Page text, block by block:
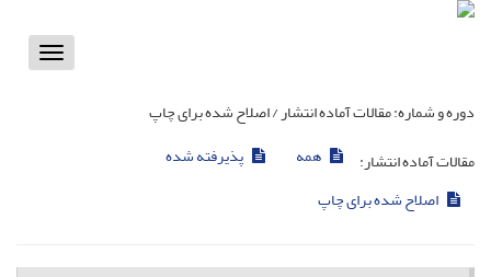
Toggle
دوره و شماره:مقالات آماده انتشار / اصلاح شده برای چاپ
مقالات آماده انتشار:
همه
پذیرفته شده
اصلاح شده برای چاپ